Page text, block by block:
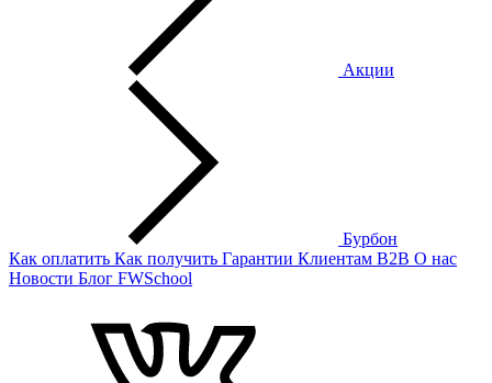
Акции
Бурбон
Как оплатить Как получить Гарантии Клиентам B2B О нас
Новости Блог FWSchool